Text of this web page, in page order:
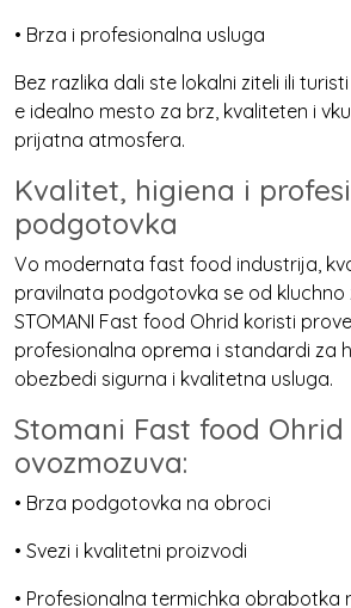
• Brza i profesionalna usluga
Bez razlika dali ste lokalni ziteli ili turisti
e idealno mesto za brz, kvaliteten i
prijatna atmosfera.
Kvalitet, higiena i
podgotovka
Vo modernata fast food industrija,
pravilnata podgotovka se od kluchno
STOMANI Fast food Ohrid koristi
profesionalna oprema i standardi za
obezbedi sigurna i kvalitetna usluga.
Stomani Fast food Ohrid
ovozmozuva:
• Brza podgotovka na obroci
• Svezi i kvalitetni proizvodi
• Profesionalna termichka obrabotka